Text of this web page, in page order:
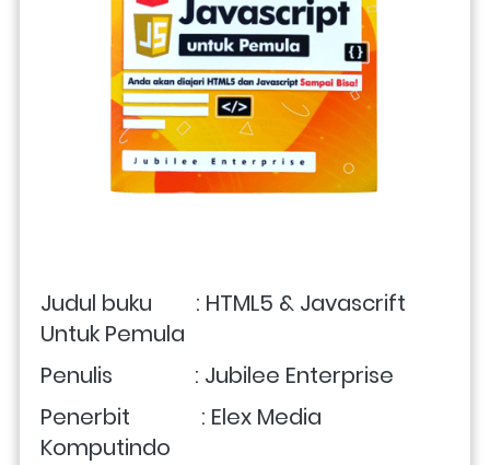
Judul buku        : HTML5 & Javascrift
Untuk Pemula
Penulis               : Jubilee Enterprise
Penerbit             : Elex Media
Komputindo